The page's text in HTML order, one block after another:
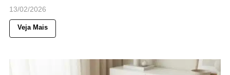
13/02/2026
Veja Mais